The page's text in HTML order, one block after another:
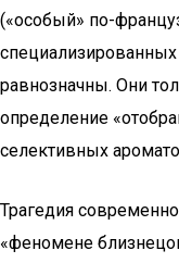
(«особый» по-
равнозначны. Они
определение
селективных
Трагедия
«феномене